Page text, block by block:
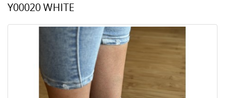
Y00020 WHITE